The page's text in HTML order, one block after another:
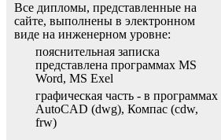
Все дипломы, представленные на
сайте, выполнены в электронном
виде на инженерном уровне:
пояснительная записка
представлена программах MS
Word, MS Exel
графическая часть - в программах
AutoCAD (dwg), Компас (cdw,
frw)